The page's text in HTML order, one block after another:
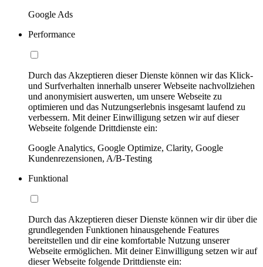
Google Ads
Performance
Durch das Akzeptieren dieser Dienste können wir das Klick-
und Surfverhalten innerhalb unserer Webseite nachvollziehen
und anonymisiert auswerten, um unsere Webseite zu
optimieren und das Nutzungserlebnis insgesamt laufend zu
verbessern. Mit deiner Einwilligung setzen wir auf dieser
Webseite folgende Drittdienste ein:
Google Analytics, Google Optimize, Clarity, Google
Kundenrezensionen, A/B-Testing
Funktional
Durch das Akzeptieren dieser Dienste können wir dir über die
grundlegenden Funktionen hinausgehende Features
bereitstellen und dir eine komfortable Nutzung unserer
Webseite ermöglichen. Mit deiner Einwilligung setzen wir auf
dieser Webseite folgende Drittdienste ein: